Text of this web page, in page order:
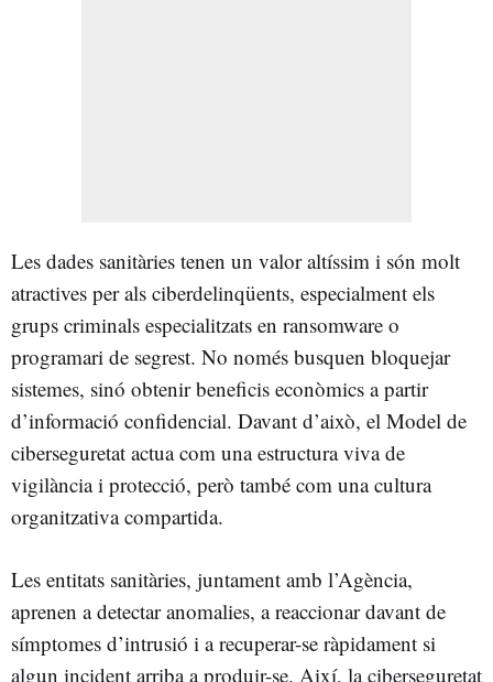
Les dades sanitàries tenen un valor altíssim i són molt
atractives per als ciberdelinqüents, especialment els
grups criminals especialitzats en ransomware o
programari de segrest. No només busquen bloquejar
sistemes, sinó obtenir beneficis econòmics a partir
d’informació confidencial. Davant d’això, el Model de
ciberseguretat actua com una estructura viva de
vigilància i protecció, però també com una cultura
organitzativa compartida.
Les entitats sanitàries, juntament amb l’Agència,
aprenen a detectar anomalies, a reaccionar davant de
símptomes d’intrusió i a recuperar-se ràpidament si
algun incident arriba a produir-se. Així, la ciberseguretat